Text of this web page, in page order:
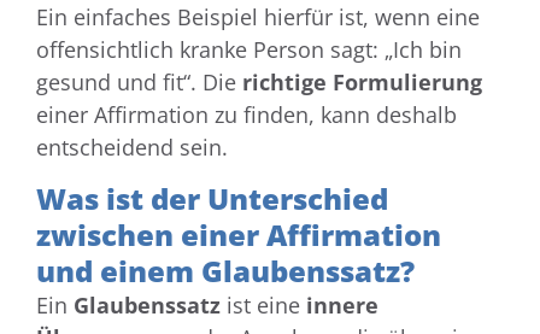
Ein einfaches Beispiel hierfür ist, wenn eine
offensichtlich kranke Person sagt: „Ich bin
gesund und fit“. Die richtige Formulierung
einer Affirmation zu finden, kann deshalb
entscheidend sein.
Was ist der Unterschied
zwischen einer Affirmation
und einem Glaubenssatz?
Ein Glaubenssatz ist eine innere